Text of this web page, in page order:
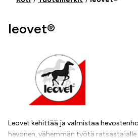
leovet®
Leovet kehittää ja valmistaa
hevonen, vähemmän työtä ratsastajalle